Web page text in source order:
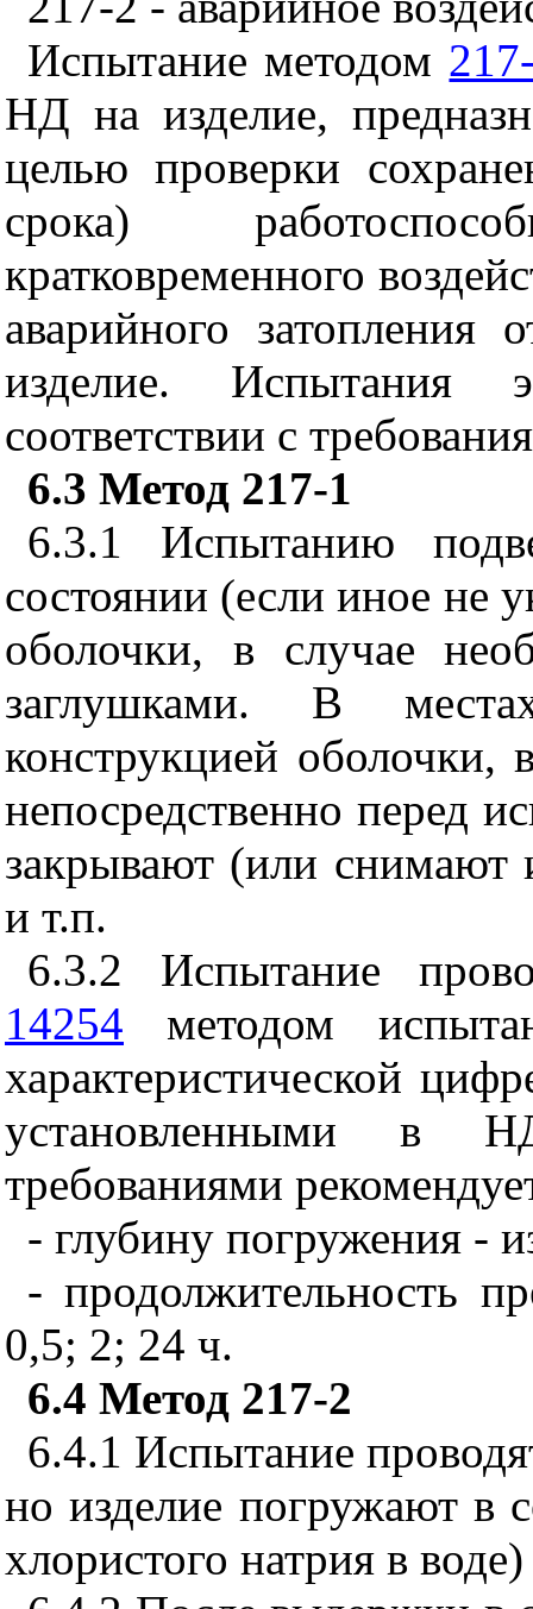
Испытание методом
НД на изделие,
целью проверки
срока)
кратковременного
аварийного затопления
изделие. Испытания
соответствии с
6.3 Метод 217-1
6.3.1 Испытанию
состоянии (если иное не
оболочки, в случае
заглушками. В
конструкцией оболочки,
непосредственно перед
закрывают (или снимают
и т.п.
6.3.2 Испытание
14254 методом
характеристической
установленными в
требованиями
- глубину погружения -
- продолжительность
0,5; 2; 24 ч.
6.4 Метод 217-2
6.4.1 Испытание
но изделие погружают в
хлористого натрия в